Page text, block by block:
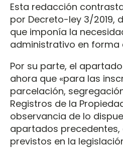
Esta redacción
por Decreto-ley 3/2019,
que imponía la
administrativo en forma
Por su parte, el
ahora que «para las
parcelación,
Registros de la
observancia de lo
apartados precedentes,
previstos en la